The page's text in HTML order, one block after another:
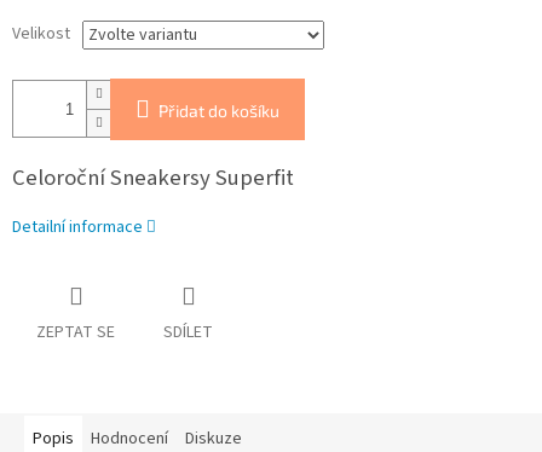
Velikost
Přidat do košíku
Celoroční Sneakersy Superfit
Detailní informace
ZEPTAT SE SDÍLET
Popis Hodnocení Diskuze